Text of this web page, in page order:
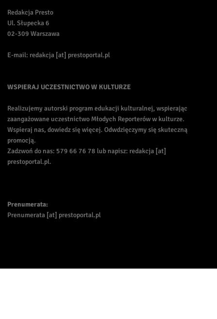
Redakcja Presto
Ul. Słupecka 6
02-309 Warszawa
E-mail: redakcja [at] prestoportal.pl
WSPIERAJ UCZESTNICTWO W KULTURZE
Realizujemy autorski program edukacji kulturalnej, wspierając
zaangażowane uczestnictwo Młodych Reporterów w kulturze.
Wspieraj nas, dowiedz się więcej. Odwdzięczymy się skuteczną
promocją.
Zadzwoń do nas: 579 66 76 78 lub napisz: redakcja [at]
prestoportal.pl.
Prenumerata:
Prenumerata [at] prestoportal.pl